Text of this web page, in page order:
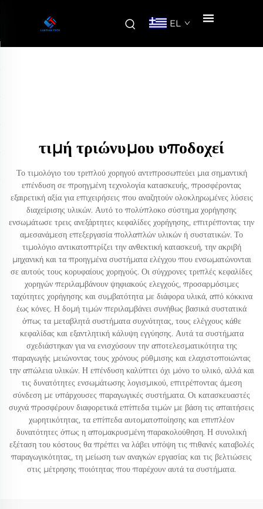
EL
τιμή τριώνυμου υποδοχεί
Το τιμολόγιο του τριπλού χορηγού αντιπροσωπεύει μια σημαντική
επένδυση σε προηγμένη τεχνολογία κατασκευής, προσφέροντας
εξαιρετική αξία για επιχειρήσεις που αναζητούν ολοκληρωμένες λύσεις
διαχείρισης υλικών. Αυτό το πολύπλοκο σύστημα χορήγησης
ενσωμάτωσε τρεις ανεξάρτητες κεφαλίδες χορήγησης, επιτρέποντας την
αμεσανάμεση επεξεργασία πολλαπλών υλικών ή συστατικών. Το
τιμολόγιο αντικατοπτρίζει την ανθεκτική κατασκευή, την ακριβή
μηχανική και τα προηγμένα συστήματα ελέγχου που ενσωματώνονται
σε αυτούς τους κορυφαίους χορηγούς. Οι σύγχρονες τριπλές κεφαλίδες
χορηγών περιλαμβάνουν ψηφιακούς ελεγχούς, προσαρμόσιμες
ταχύτητες χορήγησης και συμβατότητα με διάφορα υλικά, από κόκκινα
έως κόνες. Η δομή τιμών περιλαμβάνει συνήθως βασικά συστατικά
όπως τα μεταβλητά συστήματα συχνότητας, τους ελέγχους κάθε
κεφαλίδας και εξαντλητική κάλυψη εγγύησης. Αυτά τα συστήματα
σχεδιάστηκαν για να ενισχύσουν την αποτελεσματικότητα της
παραγωγής μειώνοντας τους χρόνους ρύθμισης και ελαχιστοποιώντας
την απώλεια υλικών. Η επένδυση καλύπτει όχι μόνο το υλικό, αλλά και
τις δυνατότητες ενσωμάτωσης λογισμικού, επιτρέποντας άμεση
σύνδεση με υπάρχουσες παραγωγικές συστήματα. Οι κατασκευαστές
συχνά προσφέρουν διαφορετικά επίπεδα τιμών με βάση τις απαιτήσεις
χωρητικότητας, τα επίπεδα αυτοματοποίησης και επιπλέον
δυνατότητες όπως η απομακρυσμένη παρακολούθηση. Η συνολική
εξέταση του κόστους θα πρέπει να λάβει υπόψη τις πιθανές καταβολές
παραγωγικότητας, τη μείωση των αναγκών εργασίας και τις βελτιώσεις
στις μέτρησης ποιότητας που παρέχουν αυτά τα συστήματα.